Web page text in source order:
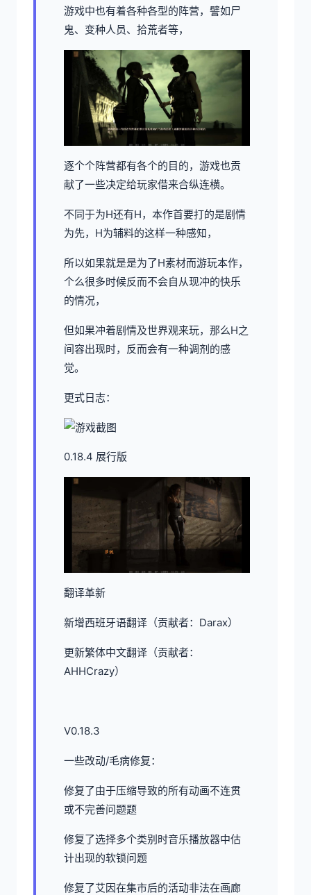
游戏中也有着各种各型的阵营，譬如尸
鬼、变种人员、拾荒者等，
逐个个阵营都有各个的目的，游戏也贡
献了一些决定给玩家借来合纵连横。
不同于为H还有H，本作首要打的是剧情
为先，H为辅料的这样一种感知，
所以如果就是是为了H素材而游玩本作，
个么很多时候反而不会自从现冲的快乐
的情况，
但如果冲着剧情及世界观来玩，那么H之
间容出现时，反而会有一种调剂的感
觉。
更式日志：
0.18.4 展行版
翻译革新
新增西班牙语翻译（贡献者：Darax）
更新繁体中文翻译（贡献者：
AHHCrazy）
V0.18.3
一些改动/毛病修复：
修复了由于压缩导致的所有动画不连贯
或不完善问题题
修复了选择多个类别时音乐播放器中估
计出现的软锁问题
修复了艾因在集市后的活动非法在画廊